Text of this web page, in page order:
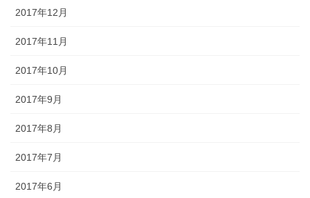
2017年12月
2017年11月
2017年10月
2017年9月
2017年8月
2017年7月
2017年6月